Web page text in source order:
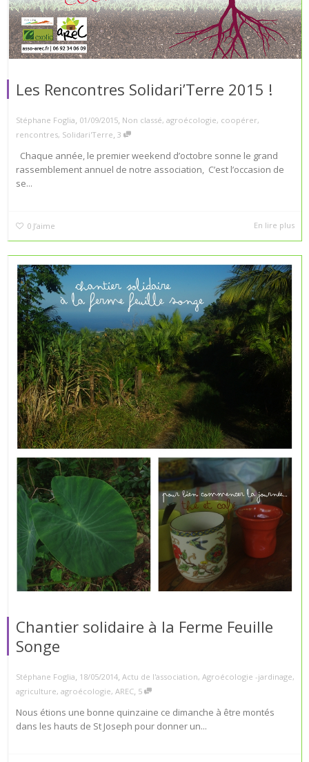
Les Rencontres Solidari’Terre 2015 !
Stéphane Foglia, 01/09/2015, Non classé, agroécologie, coopérer,
rencontres, Solidari'Terre, 3
Chaque année, le premier weekend d’octobre sonne le grand
rassemblement annuel de notre association, C’est l’occasion de
se...
0 J’aime En lire plus
Chantier solidaire à la Ferme Feuille
Songe
Stéphane Foglia, 18/05/2014, Actu de l'association, Agroécologie -jardinage,
agriculture, agroécologie, AREC, 5
Nous étions une bonne quinzaine ce dimanche à être montés
dans les hauts de St Joseph pour donner un...